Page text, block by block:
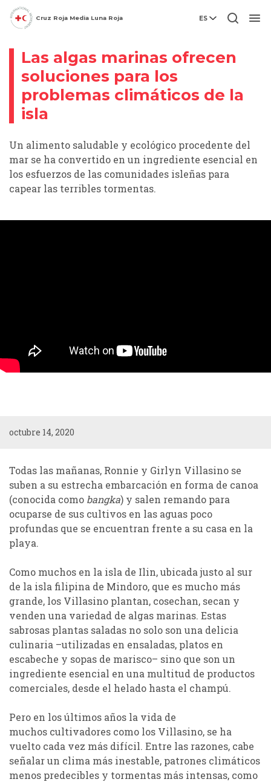
Cruz Roja Media Luna Roja ES
Videohistoria
Las algas marinas ofrecen
soluciones para los
problemas climáticos de la
isla
Un alimento saludable y ecológico procedente del
mar se ha convertido en un ingrediente esencial en
los esfuerzos de las comunidades isleñas para
capear las terribles tormentas.
octubre 14, 2020
Todas las mañanas, Ronnie y Girlyn Villasino se
suben a su estrecha embarcación en forma de canoa
(conocida como bangka) y salen remando para
ocuparse de sus cultivos en las aguas poco
profundas que se encuentran frente a su casa en la
playa.
Como muchos en la isla de Ilin, ubicada justo al sur
de la isla filipina de Mindoro, que es mucho más
grande, los Villasino plantan, cosechan, secan y
venden una variedad de algas marinas. Estas
sabrosas plantas saladas no solo son una delicia
culinaria –utilizadas en ensaladas, platos en
escabeche y sopas de marisco– sino que son un
ingrediente esencial en una multitud de productos
comerciales, desde el helado hasta el champú.
Pero en los últimos años la vida de
muchos cultivadores como los Villasino, se ha
vuelto cada vez más difícil. Entre las razones, cabe
señalar un clima más inestable, patrones climáticos
menos predecibles y tormentas más intensas, como